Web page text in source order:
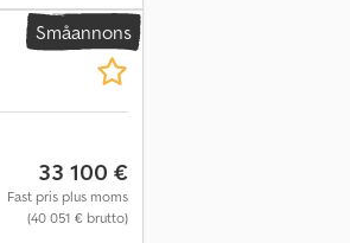
Besiktning:
cm Invändig
mer information.
Småannons
33 100 €
Fast pris plus moms
(40 051 € brutto)